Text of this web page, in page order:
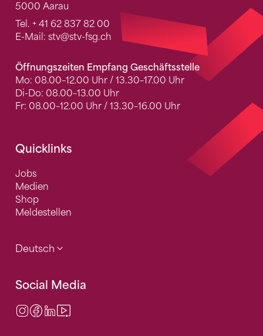
5000 Aarau
Tel. + 41 62 837 82 00
E-Mail: stv@stv-fsg.ch
Öffnungszeiten Empfang Geschäftsstelle
Mo: 08.00–12.00 Uhr / 13.30–17.00 Uhr
Di-Do: 08.00–13.00 Uhr
Fr: 08.00–12.00 Uhr / 13.30–16.00 Uhr
Quicklinks
Jobs
Medien
Shop
Meldestellen
Deutsch
Social Media
Instagram
Facebook
LinkedIn